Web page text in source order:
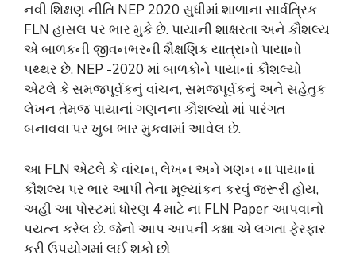
નવી શિક્ષણ નીતિ NEP 2020 સુધીમાં શાળાના સાર્વત્રિક
FLN હાસલ પર ભાર મુકે છે. પાયાની શાક્ષરતા અને કૌશલ્ય
એ બાળકની જીવનભરની શૈક્ષણિક યાત્રાનો પાયાનો
પથ્થર છે. NEP -2020 માં બાળકોને પાયાનાં કૌશલ્યો
એટલે કે સમજપૂર્વકનું વાંચન, સમજપૂર્વકનું અને સહેતુક
લેખન તેમજ પાયાનાં ગણનના કૌશલ્યો માં પારંગત
બનાવવા પર ખુબ ભાર મુકવામાં આવેલ છે.
આ FLN એટલે કે વાંચન, લેખન અને ગણન ના પાયાનાં
કૌશલ્ય પર ભાર આપી તેના મૂલ્યાંકન કરવું જરૂરી હોય,
અહી આ પોસ્ટમાં ધોરણ 4 માટે ના FLN Paper આપવાનો
પયત્ન કરેલ છે. જેનો આપ આપની કક્ષા એ લગતા ફેરફાર
કરી ઉપયોગમાં લઈ શકો છો